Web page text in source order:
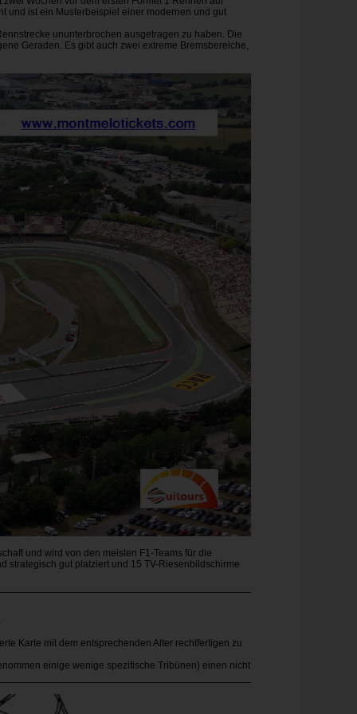
und ist ein Musterbeispiel einer modernen und gut
ununterbrochen ausgetragen zu haben. Die
Geraden. Es gibt auch zwei extreme Bremsbereiche,
und wird von den meisten F1-Teams für die
strategisch gut platziert und 15 TV-Riesenbildschirme
Karte mit dem entsprechenden Alter rechtfertigen zu
einige wenige spezifische Tribünen) einen nicht